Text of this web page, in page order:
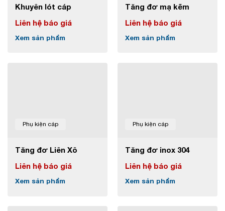
Khuyên lót cáp
Liên hệ báo giá
Xem sản phẩm
Tăng đơ mạ kẽm
Liên hệ báo giá
Xem sản phẩm
Phụ kiện cáp
Tăng đơ Liên Xô
Liên hệ báo giá
Xem sản phẩm
Phụ kiện cáp
Tăng đơ inox 304
Liên hệ báo giá
Xem sản phẩm